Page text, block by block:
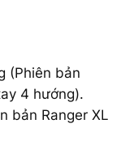
(Phiên bản
4 hướng).
bản Ranger XL